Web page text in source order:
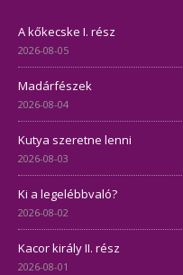
A kőkecske I. rész
2026-08-05
Madárfészek
2026-08-04
Kutya szeretne lenni
2026-08-03
Ki a legelébbvaló?
2026-08-02
Kacor király II. rész
2026-08-01